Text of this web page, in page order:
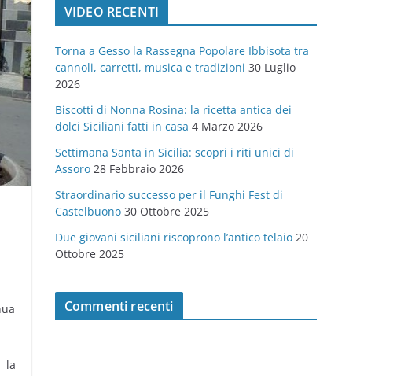
la
o
r
e
VIDEO RECENTI
Torna a Gesso la Rassegna Popolare Ibbisota tra
cannoli, carretti, musica e tradizioni 30 Luglio
2026
Biscotti di Nonna Rosina: la ricetta antica dei
dolci Siciliani fatti in casa 4 Marzo 2026
Settimana Santa in Sicilia: scopri i riti unici di
Assoro 28 Febbraio 2026
Straordinario successo per il Funghi Fest di
Castelbuono 30 Ottobre 2025
Due giovani siciliani riscoprono l’antico telaio 20
Ottobre 2025
Commenti recenti